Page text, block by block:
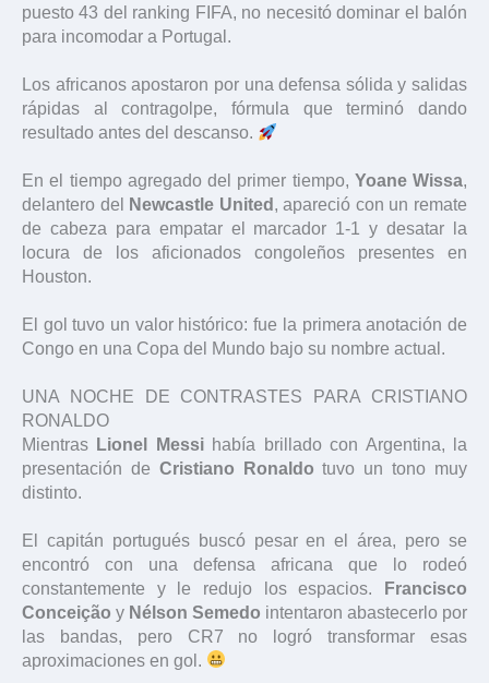
puesto 43 del ranking FIFA, no necesitó dominar el balón
para incomodar a Portugal.
Los africanos apostaron por una defensa sólida y salidas
rápidas al contragolpe, fórmula que terminó dando
resultado antes del descanso.
En el tiempo agregado del primer tiempo, Yoane Wissa,
delantero del
Newcastle United , apareció con un remate
de cabeza para empatar el marcador 1-1 y desatar la
locura de los aficionados congoleños presentes en
Houston.
El gol tuvo un valor histórico: fue la primera anotación de
Congo en una Copa del Mundo bajo su nombre actual.
UNA NOCHE DE CONTRASTES PARA CRISTIANO
RONALDO
Mientras Lionel Messihabía brillado con Argentina, la
presentación de Cristiano Ronaldo tuvo un tono muy
distinto.
El capitán portugués buscó pesar en el área, pero se
encontró con una defensa africana que lo rodeó
constantemente y le redujo los espacios.
Francisco
Conceição y Nélson Semedo intentaron abastecerlo por
las bandas, pero CR7 no logró transformar esas
aproximaciones en gol.